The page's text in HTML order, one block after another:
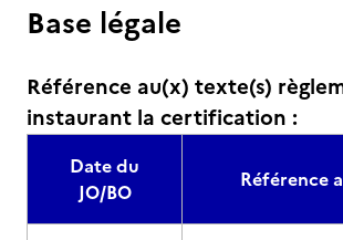
Base légale
Référence au(x) texte(s)
instaurant la certification :
Date du
JO/BO
Référence